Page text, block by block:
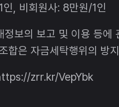
, 비회원사: 8만원/1인
정보의 보고 및 이용 등에
합은 자금세탁행위의 방
zrr.kr/VepYbk